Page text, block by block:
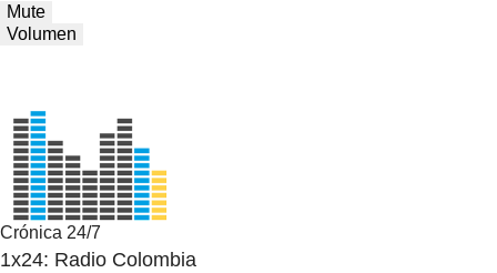
Mute
Volumen
Crónica 24/7
1x24: Radio Colombia